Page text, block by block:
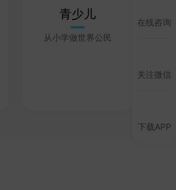
青少儿
从小学做世界公民
在线咨询
关注微信
下载APP